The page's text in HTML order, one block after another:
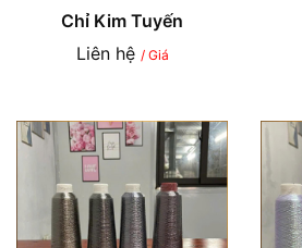
Chỉ Kim Tuyến
Liên hệ / Giá